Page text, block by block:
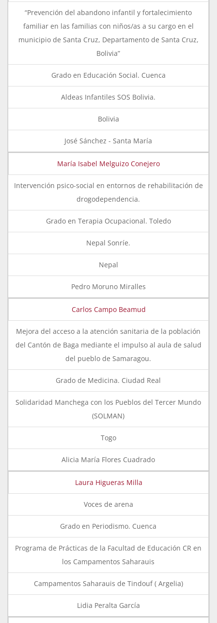
“Prevención del abandono infantil y fortalecimiento
familiar en las familias con niños/as a su cargo en el
municipio de Santa Cruz, Departamento de Santa Cruz,
Bolivia”
Grado en Educación Social. Cuenca
Aldeas Infantiles SOS Bolivia.
Bolivia
José Sánchez - Santa María
María Isabel Melguizo Conejero
Intervención psico-social en entornos de rehabilitación de
drogodependencia.
Grado en Terapia Ocupacional. Toledo
Nepal Sonríe.
Nepal
Pedro Moruno Miralles
Carlos Campo Beamud
Mejora del acceso a la atención sanitaria de la población
del Cantón de Baga mediante el impulso al aula de salud
del pueblo de Samaragou.
Grado de Medicina. Ciudad Real
Solidaridad Manchega con los Pueblos del Tercer Mundo
(SOLMAN)
Togo
Alicia María Flores Cuadrado
Laura Higueras Milla
Voces de arena
Grado en Periodismo. Cuenca
Programa de Prácticas de la Facultad de Educación CR en
los Campamentos Saharauis
Campamentos Saharauis de Tindouf ( Argelia)
Lidia Peralta García